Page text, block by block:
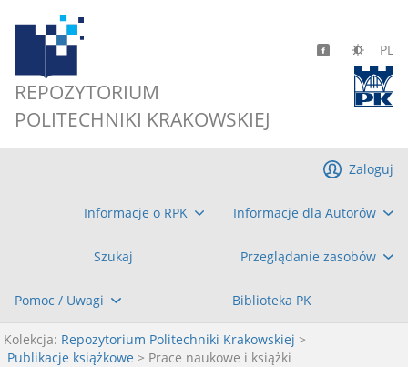
REPOZYTORIUM
POLITECHNIKI KRAKOWSKIEJ
PL
Informacje o RPK Informacje dla Autorów
Szukaj Przeglądanie zasobów
Pomoc / Uwagi Biblioteka PK
Zaloguj
Kolekcja: Repozytorium Politechniki Krakowskiej >
Publikacje książkowe > Prace naukowe i książki